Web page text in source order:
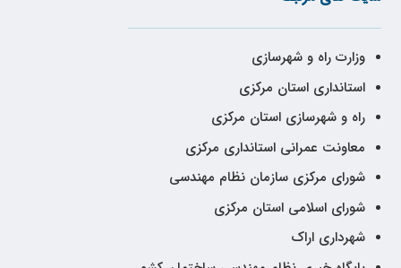
وزارت راه و شهرسازی
استانداری استان مرکزی
راه و شهرسازی استان مرکزی
معاونت عمرانی استانداری مرکزی
شورای مرکزی سازمان نظام مهندسی
شورای اسلامی استان مرکزی
شهرداری اراک